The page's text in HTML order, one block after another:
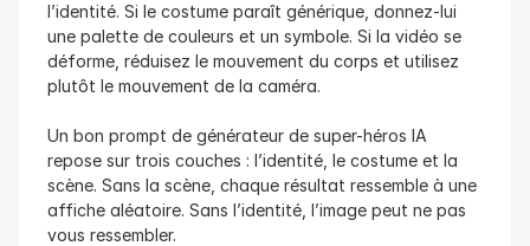
l’identité. Si le costume paraît générique, donnez-lui
une palette de couleurs et un symbole. Si la vidéo se
déforme, réduisez le mouvement du corps et utilisez
plutôt le mouvement de la caméra.
Un bon prompt de générateur de super-héros IA
repose sur trois couches : l’identité, le costume et la
scène. Sans la scène, chaque résultat ressemble à une
affiche aléatoire. Sans l’identité, l’image peut ne pas
vous ressembler.